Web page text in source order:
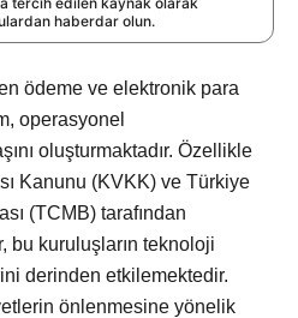
haberdar olun.
ödeme ve elektronik para
operasyonel
oluşturmaktadır. Özellikle
Kanunu (KVKK) ve Türkiye
(TCMB) tarafından
bu kuruluşların teknoloji
derinden etkilemektedir.
önlenmesine yönelik